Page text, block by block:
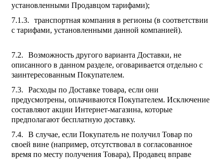
установленными Продавцом тарифами);
транспортная компания в регионы (в соответствии
с тарифами, установленными данной компанией).
Возможность другого варианта Доставки, не
описанного в данном разделе, оговаривается отдельно с
заинтересованным Покупателем.
Расходы по Доставке товара, если они
предусмотрены, оплачиваются Покупателем. Исключение
составляют акции Интернет-магазина, которые
предполагают бесплатную доставку.
В случае, если Покупатель не получил Товар по
своей вине (например, отсутствовал в согласованное
время по месту получения Товара), Продавец вправе